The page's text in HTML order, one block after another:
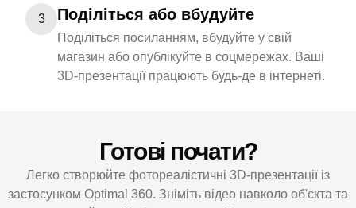
3 Поділіться або вбудуйте
Поділіться посиланням, вбудуйте у свій
магазин або опублікуйте в соцмережах. Ваші
3D-презентації працюють будь-де в інтернеті.
Готові почати?
Легко створюйте фотореалістичні 3D-презентації із
застосунком Optimal 360. Зніміть відео навколо об'єкта та